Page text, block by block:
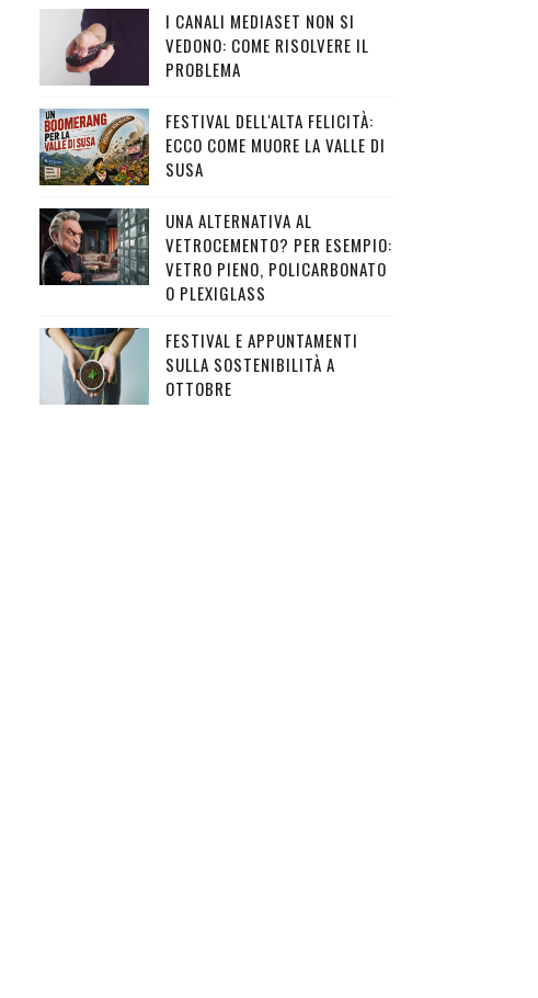
I CANALI MEDIASET NON SI
VEDONO: COME RISOLVERE IL
PROBLEMA
FESTIVAL DELL'ALTA FELICITÀ:
ECCO COME MUORE LA VALLE DI
SUSA
UNA ALTERNATIVA AL
VETROCEMENTO? PER ESEMPIO:
VETRO PIENO, POLICARBONATO
O PLEXIGLASS
FESTIVAL E APPUNTAMENTI
SULLA SOSTENIBILITÀ A
OTTOBRE